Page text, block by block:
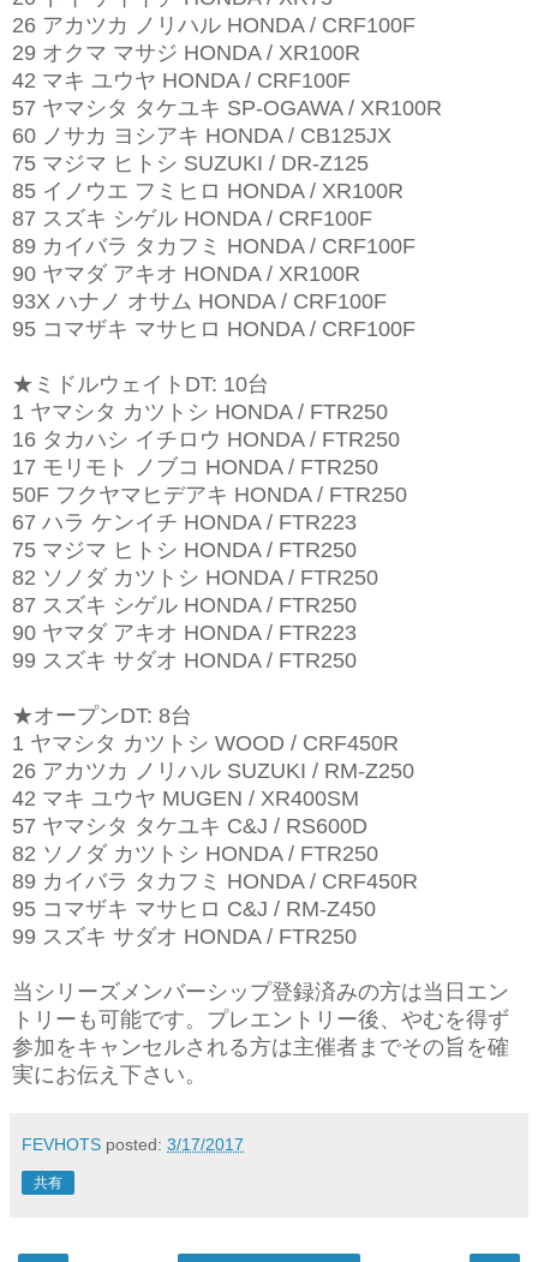
26 アカツカ ノリハル HONDA / CRF100F
29 オクマ マサジ HONDA / XR100R
42 マキ ユウヤ HONDA / CRF100F
57 ヤマシタ タケユキ SP-OGAWA / XR100R
60 ノサカ ヨシアキ HONDA / CB125JX
75 マジマ ヒトシ SUZUKI / DR-Z125
85 イノウエ フミヒロ HONDA / XR100R
87 スズキ シゲル HONDA / CRF100F
89 カイバラ タカフミ HONDA / CRF100F
90 ヤマダ アキオ HONDA / XR100R
93X ハナノ オサム HONDA / CRF100F
95 コマザキ マサヒロ HONDA / CRF100F
★ミドルウェイトDT: 10台
1 ヤマシタ カツトシ HONDA / FTR250
16 タカハシ イチロウ HONDA / FTR250
17 モリモト ノブコ HONDA / FTR250
50F フクヤマヒデアキ HONDA / FTR250
67 ハラ ケンイチ HONDA / FTR223
75 マジマ ヒトシ HONDA / FTR250
82 ソノダ カツトシ HONDA / FTR250
87 スズキ シゲル HONDA / FTR250
90 ヤマダ アキオ HONDA / FTR223
99 スズキ サダオ HONDA / FTR250
★オープンDT: 8台
1 ヤマシタ カツトシ WOOD / CRF450R
26 アカツカ ノリハル SUZUKI / RM-Z250
42 マキ ユウヤ MUGEN / XR400SM
57 ヤマシタ タケユキ C&J / RS600D
82 ソノダ カツトシ HONDA / FTR250
89 カイバラ タカフミ HONDA / CRF450R
95 コマザキ マサヒロ C&J / RM-Z450
99 スズキ サダオ HONDA / FTR250
当シリーズメンバーシップ登録済みの方は当日エン
トリーも可能です。プレエントリー後、やむを得ず
参加をキャンセルされる方は主催者までその旨を確
実にお伝え下さい。
FEVHOTS posted: 3/17/2017
共有